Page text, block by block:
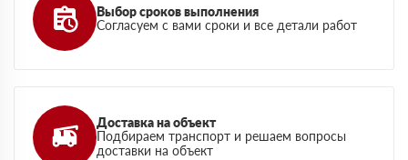
Выбор сроков выполнения
Согласуем с вами сроки и все детали работ
Доставка на объект
Подбираем транспорт и решаем вопросы
доставки на объект